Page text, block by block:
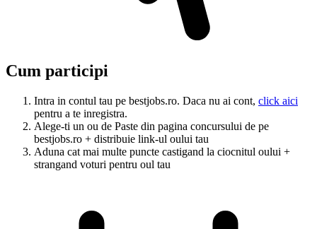
Cum participi
Intra in contul tau pe bestjobs.ro. Daca nu ai cont, click aici
pentru a te inregistra.
Alege-ti un ou de Paste din pagina concursului de pe
bestjobs.ro + distribuie link-ul oului tau
Aduna cat mai multe puncte castigand la ciocnitul oului +
strangand voturi pentru oul tau